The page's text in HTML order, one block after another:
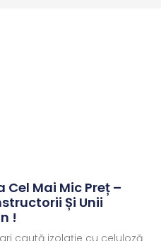
Cel Mai Mic Preț –
Și Unii
!
caută izolație cu celuloză